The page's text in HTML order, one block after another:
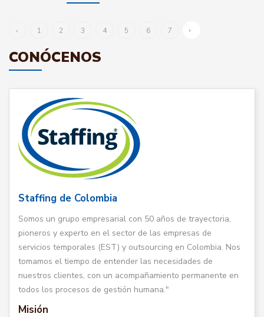
‹ 1 2 3 4 5 6 7 ›
CONÓCENOS
Staffing de Colombia
Somos un grupo empresarial con 50 años de trayectoria,
pioneros y experto en el sector de las empresas de
servicios temporales (EST) y outsourcing en Colombia. Nos
tomamos el tiempo de entender las necesidades de
nuestros clientes, con un acompañamiento permanente en
todos los procesos de gestión humana."
Misión